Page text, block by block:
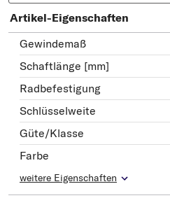
Artikel-Eigenschaften
Gewindemaß
Schaftlänge [mm]
Radbefestigung
Schlüsselweite
Güte/Klasse
Farbe
weitere Eigenschaften